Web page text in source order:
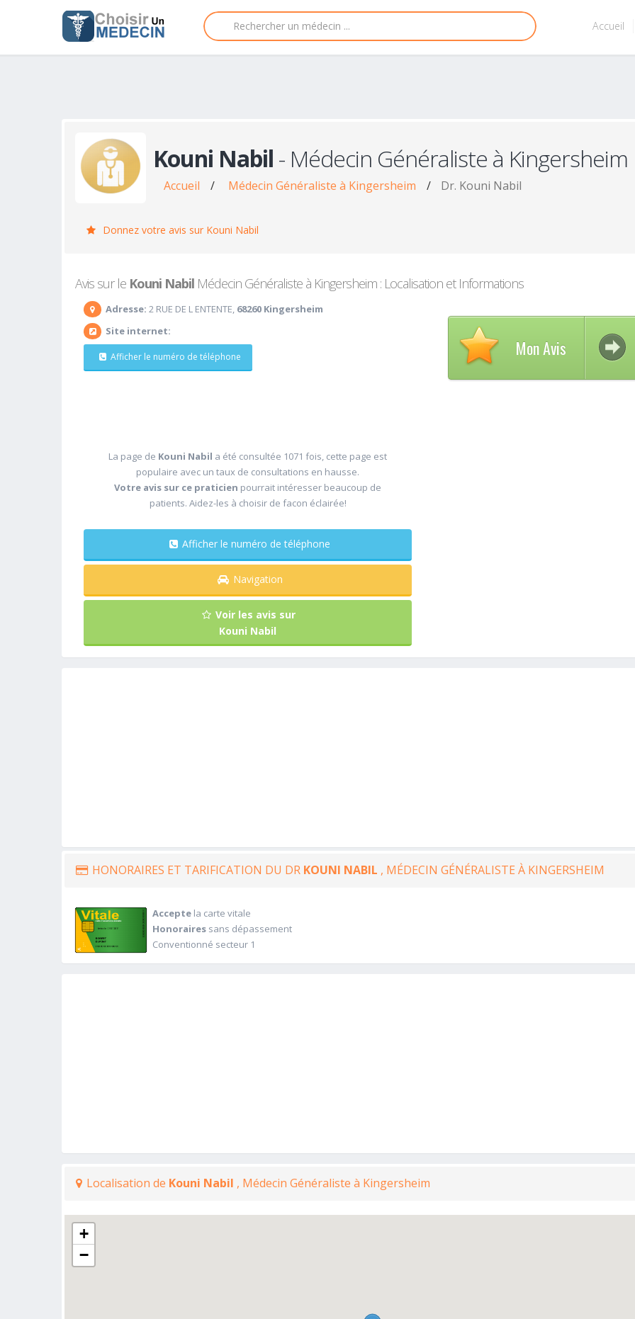
Accueil
Kouni Nabil - Médecin Généraliste à Kingersheim
Accueil / Médecin Généraliste à Kingersheim / Dr. Kouni Nabil
Donnez votre avis sur Kouni Nabil
Avis sur le Kouni Nabil Médecin Généraliste à Kingersheim : Localisation et Informations
Adresse: 2 RUE DE L ENTENTE, 68260 Kingersheim
Site internet:
Afficher le numéro de téléphone
La page de Kouni Nabil a été consultée 1071 fois, cette page est
populaire avec un taux de consultations en hausse.
Votre avis sur ce praticien pourrait intéresser beaucoup de
patients. Aidez-les à choisir de facon éclairée!
Afficher le numéro de téléphone
Navigation
Voir les avis sur
Kouni Nabil
Mon Avis
HONORAIRES ET TARIFICATION DU DR KOUNI NABIL , MÉDECIN GÉNÉRALISTE À KINGERSHEIM
Acceptela carte vitale
Honorairessans dépassement
Conventionné secteur 1
Localisation de Kouni Nabil , Médecin Généraliste à Kingersheim
+
−